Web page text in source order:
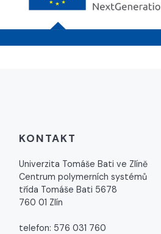
KONTAKT
Univerzita Tomáše Bati ve Zlíně
Centrum polymerních systémů
třída Tomáše Bati 5678
760 01 Zlín
telefon: 576 031 760